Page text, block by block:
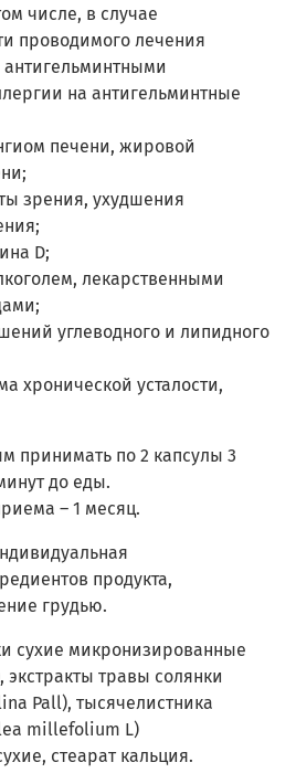
числе, в случае
проводимого лечения
на антигельминтные
печени, жировой
зрения, ухудшения
D;
лекарственными
углеводного и липидного
хронической усталости,
принимать по 2 капсулы 3
до еды.
– 1 месяц.
продукта,
грудью.
сухие микронизированные
травы солянки
Pall), тысячелистника
millefolium L)
стеарат кальция.